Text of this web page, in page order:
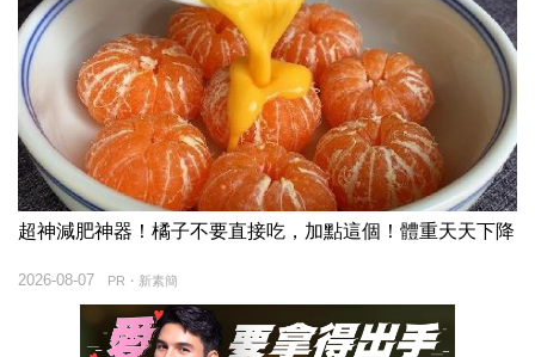
超神減肥神器！橘子不要直接吃，加點這個！體重天天下降
PR・新素簡
2026-08-07